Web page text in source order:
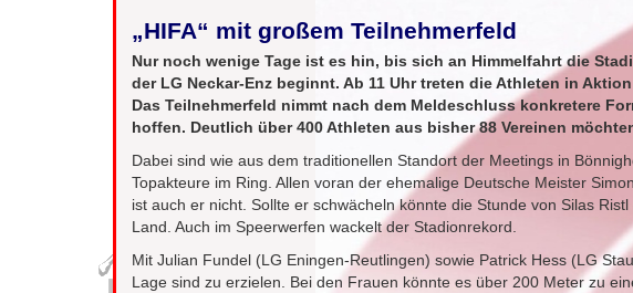
„HIFA“ mit großem Teilnehmerfeld
Nur noch wenige Tage ist es hin, bis sich an Himmelfahrt die
der LG Neckar-Enz beginnt. Ab 11 Uhr treten die Athleten in
Das Teilnehmerfeld nimmt nach dem Meldeschluss konkretere
hoffen. Deutlich über 400 Athleten aus bisher 88 Vereinen
Dabei sind wie aus dem traditionellen Standort der Meetings in
Topakteure im Ring. Allen voran der ehemalige Deutsche Meister
ist auch er nicht. Sollte er schwächeln könnte die Stunde von Silas
Land. Auch im Speerwerfen wackelt der Stadionrekord.
Mit Julian Fundel (LG Eningen-Reutlingen) sowie Patrick Hess (LG
Lage sind zu erzielen. Bei den Frauen könnte es über 200 Meter zu